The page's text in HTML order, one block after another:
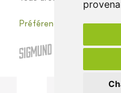
Préférences de cookies